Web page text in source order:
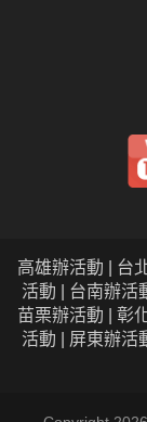
高雄辦活動 | 台
活動 | 台南辦活
苗栗辦活動 | 彰
活動 | 屏東辦活